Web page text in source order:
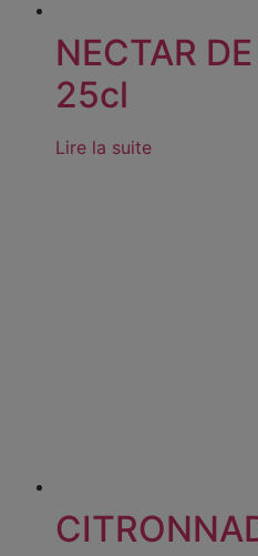
NECTAR
25cl
Lire la suite